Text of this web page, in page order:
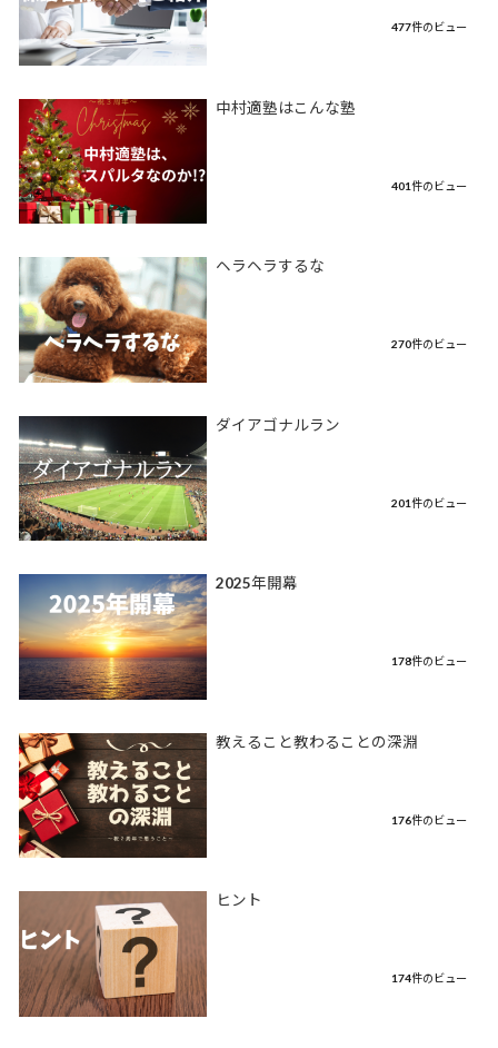
477件のビュー
中村適塾はこんな塾
401件のビュー
ヘラヘラするな
270件のビュー
ダイアゴナルラン
201件のビュー
2025年開幕
178件のビュー
教えること教わることの深淵
176件のビュー
ヒント
174件のビュー